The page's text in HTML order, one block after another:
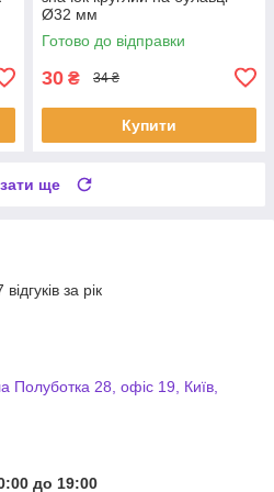
Ø32 мм
Готово до відправки
30 ₴ 34 ₴
Купити
ще
за рік
Полуботка 28, офіс 19, Київ,
до 19:00